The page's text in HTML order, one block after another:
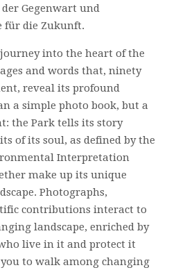
Gegenwart und
für die Zukunft.
into the heart of the
and words that, ninety
reveal its profound
a simple photo book, but a
the Park tells its story
of its soul, as defined by the
Interpretation
make up its unique
Photographs,
contributions interact to
landscape, enriched by
live in it and protect it
to walk among changing